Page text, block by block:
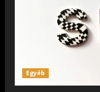
Egyéb